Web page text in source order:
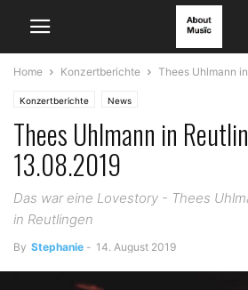
Home Konzertberichte Thees Uhlmann
Konzertberichte News
Thees Uhlmann in
13.08.2019
Das war eine Lovestory - Thees
in Reutlingen
By Stephanie - 14. August 2019